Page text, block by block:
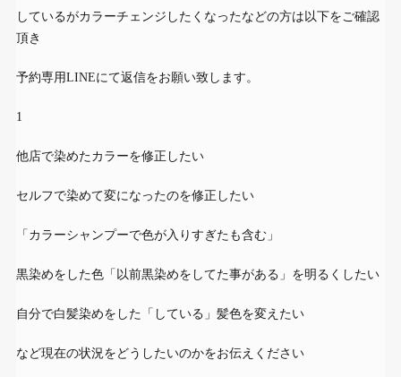
しているがカラーチェンジしたくなったなどの方は以下をご確認
頂き
予約専用LINEにて返信をお願い致します。
1
他店で染めたカラーを修正したい
セルフで染めて変になったのを修正したい
「カラーシャンプーで色が入りすぎたも含む」
黒染めをした色「以前黒染めをしてた事がある」を明るくしたい
自分で白髪染めをした「している」髪色を変えたい
など現在の状況をどうしたいのかをお伝えください